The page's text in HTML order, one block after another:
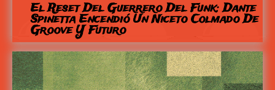
El Reset Del Guerrero Del Funk: Dante
Spinetta Encendió Un Niceto Colmado De
Groove Y Futuro